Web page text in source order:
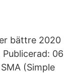
bättre 2020
06
(Simple